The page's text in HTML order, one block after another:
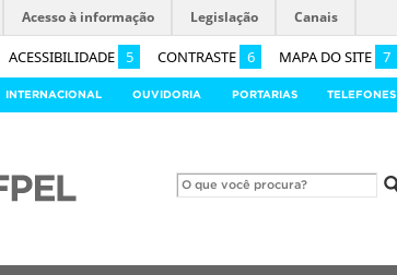
ACESSIBILIDADE 5 CONTRASTE 6 MAPA DO SITE 7
Acesso à informação Legislação Canais
INTERNACIONAL OUVIDORIA PORTARIAS TELEFONES